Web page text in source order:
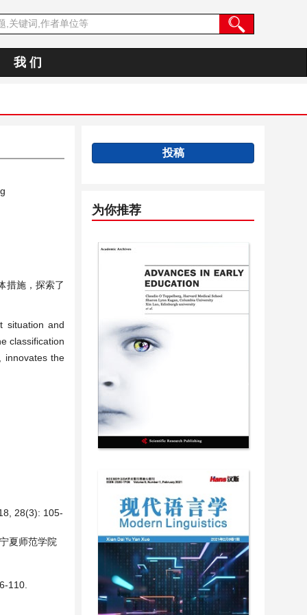
我 们
措施，探索了
situation and
classification
innovates the
28(3): 105-
夏师范学院
110.
投稿
为你推荐